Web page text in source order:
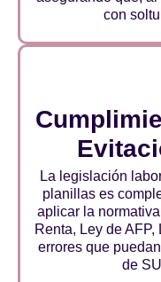
con
La legislación
planillas es
aplicar la
Renta, Ley de
errores que
de